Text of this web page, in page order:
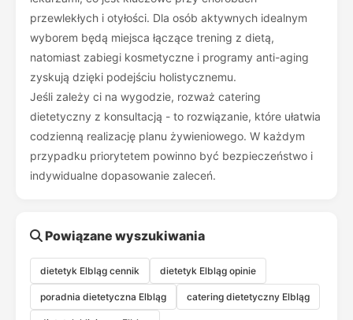
przewlekłych i otyłości. Dla osób aktywnych idealnym
wyborem będą miejsca łączące trening z dietą,
natomiast zabiegi kosmetyczne i programy anti-aging
zyskują dzięki podejściu holistycznemu.
Jeśli zależy ci na wygodzie, rozważ catering
dietetyczny z konsultacją - to rozwiązanie, które ułatwia
codzienną realizację planu żywieniowego. W każdym
przypadku priorytetem powinno być bezpieczeństwo i
indywidualne dopasowanie zaleceń.
Powiązane wyszukiwania
dietetyk Elbląg cennik dietetyk Elbląg opinie
poradnia dietetyczna Elbląg catering dietetyczny Elbląg